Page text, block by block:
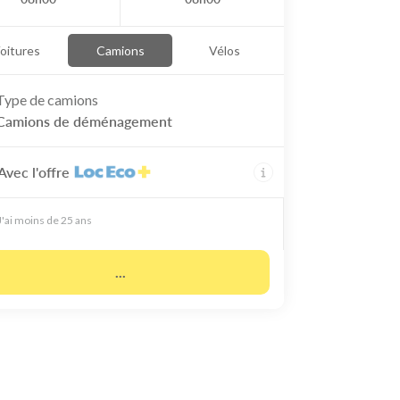
Camions Vélos
decamions
de déménagement
l'offre
moins de 25 ans